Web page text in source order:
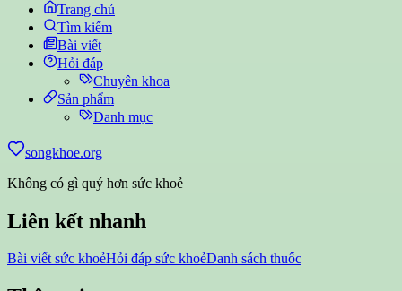
Trang chủ
Tìm kiếm
Bài viết
Hỏi đáp
Chuyên khoa
Sản phẩm
Danh mục
songkhoe.org
Không có gì quý hơn sức khoẻ
Liên kết nhanh
Bài viết sức khoẻHỏi đáp sức khoẻDanh sách thuốc